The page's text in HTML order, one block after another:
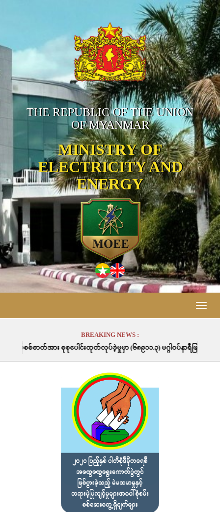
THE REPUBLIC OF THE UNION
OF MYANMAR
MINISTRY OF
ELECTRICITY AND
ENERGY
Toggle
BREAKING NEWS :
င်းထုတ်လုပ်ခဲ့မှုမှာ (၆၈၉၁၁.၃) မဂ္ဂါဝပ်နာရီဖြစ်ပါသည်။